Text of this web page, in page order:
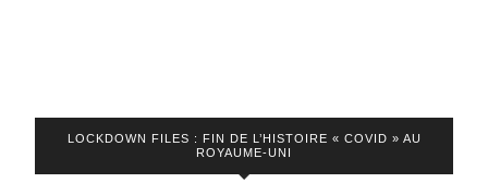
LOCKDOWN FILES : FIN DE L’HISTOIRE « COVID » AU
ROYAUME-UNI